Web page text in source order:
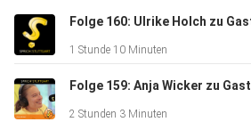
Qualifikationsprogramms Moderation
Moderation
(imo) an der Hochschule der Medien
Institutsdirektor Prof. Stephan
SPRICH:STUTTGART - der
1 Stunde 10 Minuten
2 Stunden 3 Minuten